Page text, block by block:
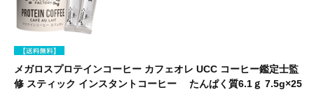
メガロスプロテインコーヒー カフェオレ UCC コーヒー鑑定士監
修 スティック インスタントコーヒー たんぱく質6.1ｇ 7.5g×25